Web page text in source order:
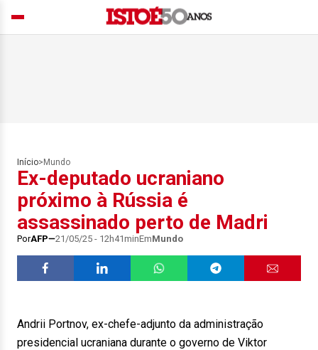
Início> Mundo
Ex-deputado ucraniano
próximo à Rússia é
assassinado perto de Madri
PorAFP 21/05/25 - 12h41minEmMundo
Andrii Portnov, ex-chefe-adjunto da administração
presidencial ucraniana durante o governo de Viktor